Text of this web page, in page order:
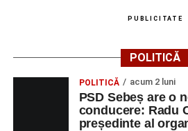
iluminatului public pe timpul
apelului la economii al
Duminică, 23 august 2026,
cea de-a III-a ediție a
de Sebeș”
PUBLICITATE
POLITICĂ
POLITICĂ acum 2 luni
PSD Sebeș are o
conducere: Radu
președinte al